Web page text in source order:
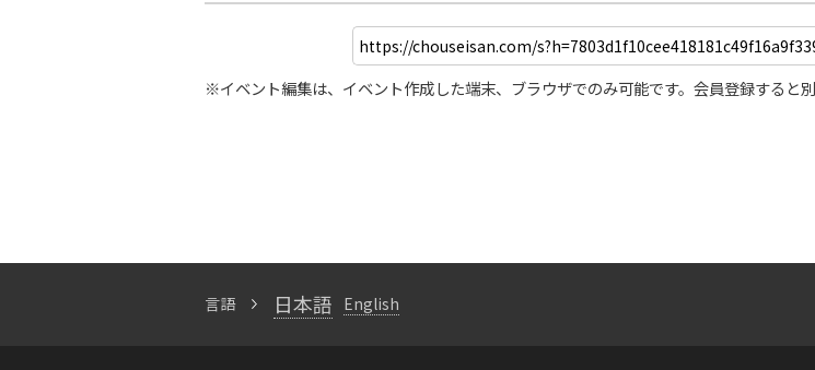
※イベント編集は、イベント作成した端末、ブラウザでのみ可能です。会員登録すると
言語 日本語 English